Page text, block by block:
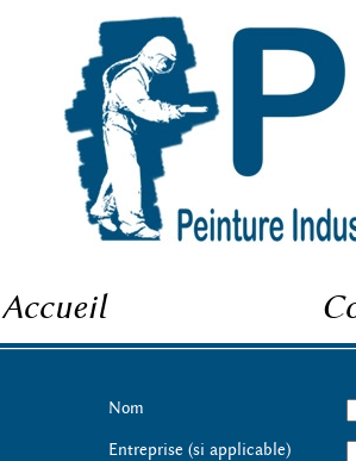
Accueil
Nom
Entreprise (si applicable)